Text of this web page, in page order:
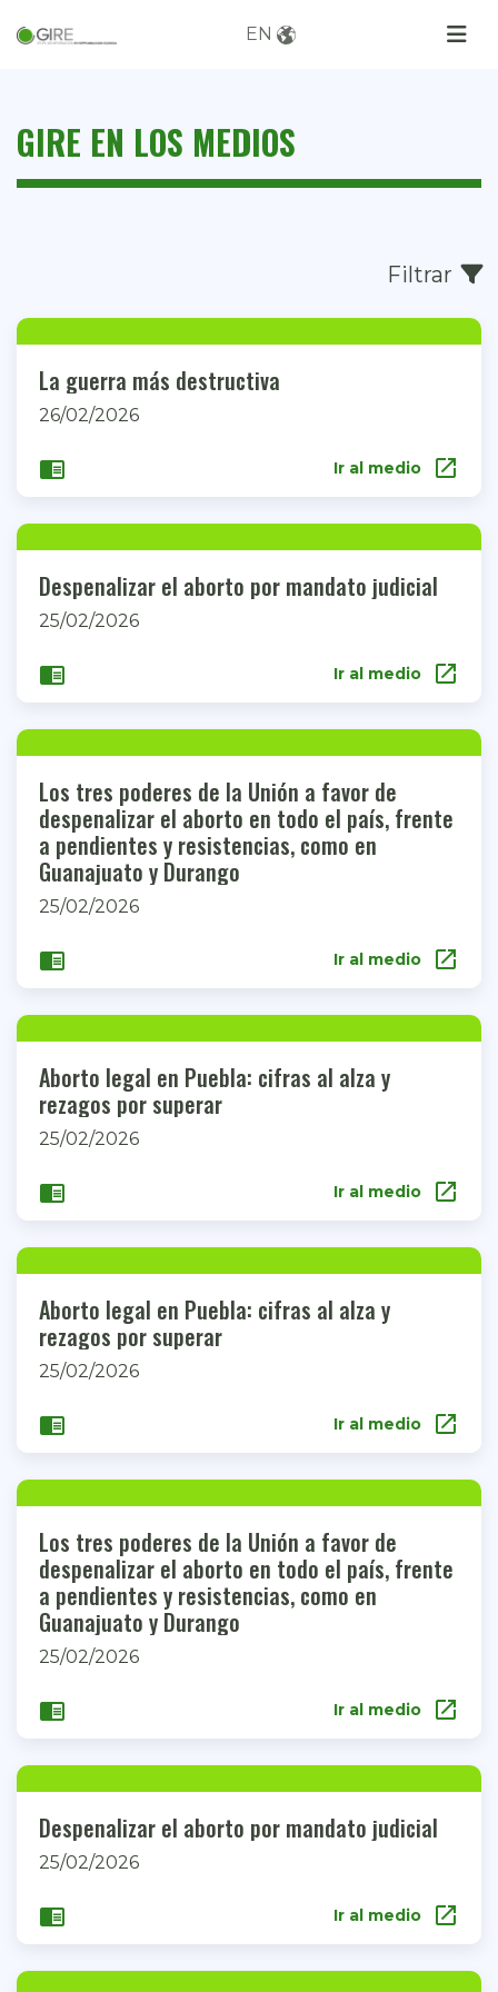
EN
GIRE EN LOS MEDIOS
Filtrar
La guerra más destructiva
26/02/2026
chrome_reader_mode Ir al medio open_in_new
Despenalizar el aborto por mandato judicial
25/02/2026
chrome_reader_mode Ir al medio open_in_new
Los tres poderes de la Unión a favor de
despenalizar el aborto en todo el país, frente
a pendientes y resistencias, como en
Guanajuato y Durango
25/02/2026
chrome_reader_mode Ir al medio open_in_new
Aborto legal en Puebla: cifras al alza y
rezagos por superar
25/02/2026
chrome_reader_mode Ir al medio open_in_new
Aborto legal en Puebla: cifras al alza y
rezagos por superar
25/02/2026
chrome_reader_mode Ir al medio open_in_new
Los tres poderes de la Unión a favor de
despenalizar el aborto en todo el país, frente
a pendientes y resistencias, como en
Guanajuato y Durango
25/02/2026
chrome_reader_mode Ir al medio open_in_new
Despenalizar el aborto por mandato judicial
25/02/2026
chrome_reader_mode Ir al medio open_in_new